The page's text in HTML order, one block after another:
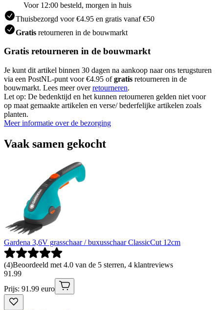
Voor 12:00 besteld, morgen in huis
Thuisbezorgd voor €4.95 en gratis vanaf €50
Gratis retourneren in de bouwmarkt
Gratis retourneren in de bouwmarkt
Je kunt dit artikel binnen 30 dagen na aankoop naar ons terugsturen
via een PostNL-punt voor €4.95 ofgratis retourneren in de
bouwmarkt. Lees meer overretourneren.
Let op: De bedenktijd en het kunnen retourneren gelden niet voor
op maat gemaakte artikelen en verse/ bederfelijke artikelen zoals
planten.
Meer informatie over de bezorging
Vaak samen gekocht
Gardena 3,6V grasschaar / buxusschaar ClassicCut 12cm
(4)Beoordeeld met 4.0 van de 5 sterren, 4 klantreviews
91 .99
Prijs: 91.99 euro